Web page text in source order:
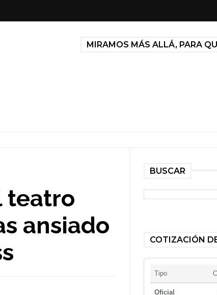
MIRAMOS MÁS ALLÁ, PARA
teatro
ansiado
BUSCAR
COTIZACIÓN
Tipo
Oficial